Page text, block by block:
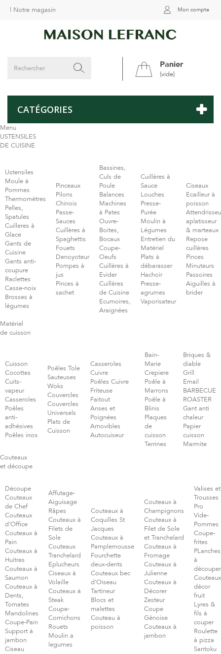
Mon compte
Notre magasin
Panier
(vide)
CATÉGORIES
Menu
USTENSILES
DE CUISINE
Ustensiles
Moule à
Pommes
Thermomètres
Pelles,
Spatules
Cuilleres à
Glace
Gants de
Cuisine
Gants anti-
coupure
Raclettes
Casse-noix
Brosses à
légumes
Pinceaux
Pilons
Chinois
Passe-
Sauces
Cuillères à
Spaghettis
Fouets
Denoyoteur
Pompes à
jus
Pinces à
sachet
Bassines,
Culs de
Poule
Balances
Machines
à Pates
Ouvre-
Boites,
Bocaux
Coupe-
Oeufs
Cuillères à
Evider
Cuillères
de Cuisine
Ecumoires,
Araignées
Cuillères à
Sauce
Louches
Presse-
Purée
Moulin à
Légumes
Entretien du
Matériel
Plats à
débarasser
Hachoir
Presse-
agrumes
Vaporisateur
Ciseaux
Ecailleur à
poisson
aplatisseur
& marteaux
Repose
cuillères
Pinces
Minuteurs
Passoires
Aiguilles à
brider
Matériel
de cuisson
Cuisson
Cocottes
Cuits-
vapeur
Casseroles
Poêles
anti-
adhésives
Poêles inox
Poêles Tole
Sauteuses
Woks
Couvercles
Couvercles
Universels
Plats de
Cuisson
Casseroles
Cuivre
Poêles Cuivre
Friteuse
Faitout
Anses et
Poignées
Amovibles
Autocuiseur
Bain-
Marie
Crepiere
Poêle à
Marrons
Poêle à
Blinis
Plaques
de
cuisson
Terrines
Briques &
diable
Grill
Email
BARBECUE
ROASTER
Gant anti
chaleur
Papier
cuisson
Marmite
Couteaux
et découpe
Découpe
Couteaux
de Chef
Couteaux
d'Office
Couteaux à
Pain
Couteaux à
Huitres
Couteaux à
Saumon
Couteaux à
Dents,
Tomates
Mandolines
Coupe-Pain
Support à
jambon
Ciseau
Affutage-
Aiguisage
Râpes
Couteaux à
Filets de
Sole
Couteaux
Tranchelard
Eplucheurs
Ciseaux à
Volaille
Couteaux à
Steak
Coupe-
Cornichons
Rouets
Moulin a
legumes
Couteaux à
Coquilles St
Jacques
Couteaux à
Pamplemousse
Fourchette
deux-dents
Couteaux bec
d'Oiseau
Tartineur
Blocs et
malettes
Couteau à
poisson
Couteaux à
Champignons
Couteaux à
Filet de Sole
et Tranchelard
Couteaux à
Fromage
Couteaux à
Julienne
Couteaux à
Décorer
Zesteur
Coupe
Génoise
Couteaux à
jambon
Valises et
Trousses
Pro
Vide-
Pommes
Coupe-
frites
PLanches
à
découper
Couteaux
décor
fruit
Lyres &
fils à
couper
Roulette
à pizza
Santoku